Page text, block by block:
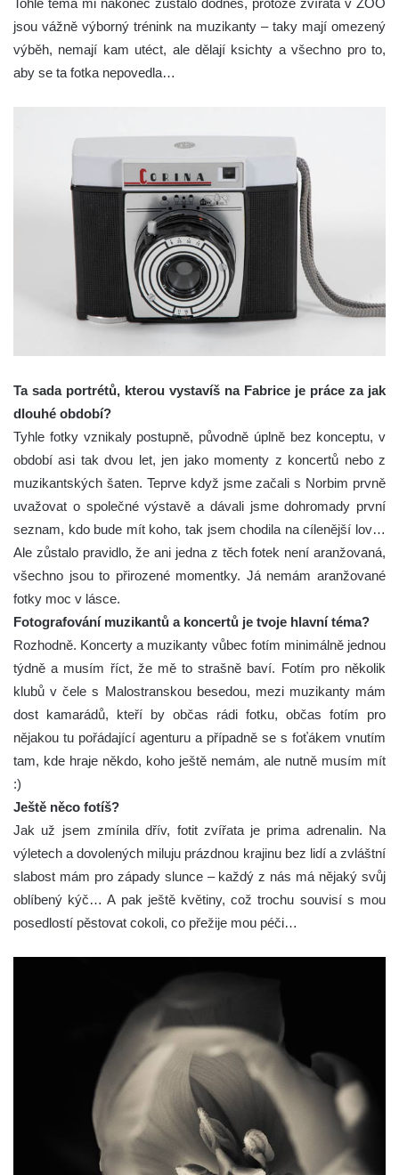
Tohle téma mi nakonec zůstalo dodnes, protože zvířata v ZOO
jsou vážně výborný trénink na muzikanty – taky mají omezený
výběh, nemají kam utéct, ale dělají ksichty a všechno pro to,
aby se ta fotka nepovedla…
Ta sada portrétů, kterou vystavíš na Fabrice je práce za jak
dlouhé období?
Tyhle fotky vznikaly postupně, původně úplně bez konceptu, v
období asi tak dvou let, jen jako momenty z koncertů nebo z
muzikantských šaten. Teprve když jsme začali s Norbim prvně
uvažovat o společné výstavě a dávali jsme dohromady první
seznam, kdo bude mít koho, tak jsem chodila na cílenější lov…
Ale zůstalo pravidlo, že ani jedna z těch fotek není aranžovaná,
všechno jsou to přirozené momentky. Já nemám aranžované
fotky moc v lásce.
Fotografování muzikantů a koncertů je tvoje hlavní téma?
Rozhodně. Koncerty a muzikanty vůbec fotím minimálně jednou
týdně a musím říct, že mě to strašně baví. Fotím pro několik
klubů v čele s Malostranskou besedou, mezi muzikanty mám
dost kamarádů, kteří by občas rádi fotku, občas fotím pro
nějakou tu pořádající agenturu a případně se s foťákem vnutím
tam, kde hraje někdo, koho ještě nemám, ale nutně musím mít
:)
Ještě něco fotíš?
Jak už jsem zmínila dřív, fotit zvířata je prima adrenalin. Na
výletech a dovolených miluju prázdnou krajinu bez lidí a zvláštní
slabost mám pro západy slunce – každý z nás má nějaký svůj
oblíbený kýč… A pak ještě květiny, což trochu souvisí s mou
posedlostí pěstovat cokoli, co přežije mou péči…